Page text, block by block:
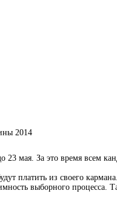
За это время всем
платить из своего
выборного процесса.